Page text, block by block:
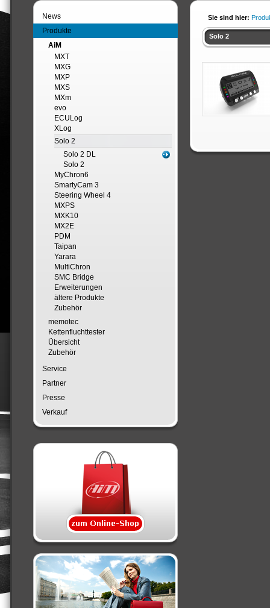
News
Produkte
AiM
MXT
MXG
MXP
MXS
MXm
evo
ECULog
XLog
Solo 2
Solo 2 DL
Solo 2
MyChron6
SmartyCam 3
Steering Wheel 4
MXPS
MXK10
MX2E
PDM
Taipan
Yarara
MultiChron
SMC Bridge
Erweiterungen
ältere Produkte
Zubehör
memotec
Kettenfluchttester
Übersicht
Zubehör
Service
Partner
Presse
Verkauf
Sie sind hier:
Solo 2